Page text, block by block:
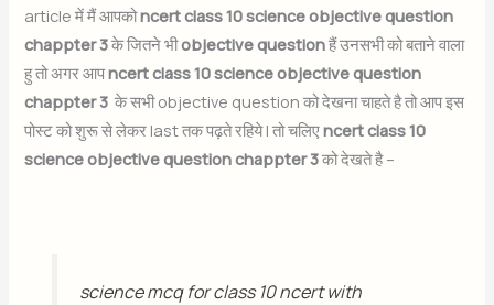
article में मैं आपकोncert class 10 science objective question
chappter 3के जितने भीobjective questionहैं उनसभी को बताने वाला
हु तो अगर आपncert class 10 science objective question
chappter 3के सभी objective question को देखना चाहते है तो आप इस
पोस्ट को शुरू से लेकर last तक पढ़ते रहिये | तो चलिएncert class 10
science objective question chappter 3को देखते है –
science mcq for class 10 ncert with